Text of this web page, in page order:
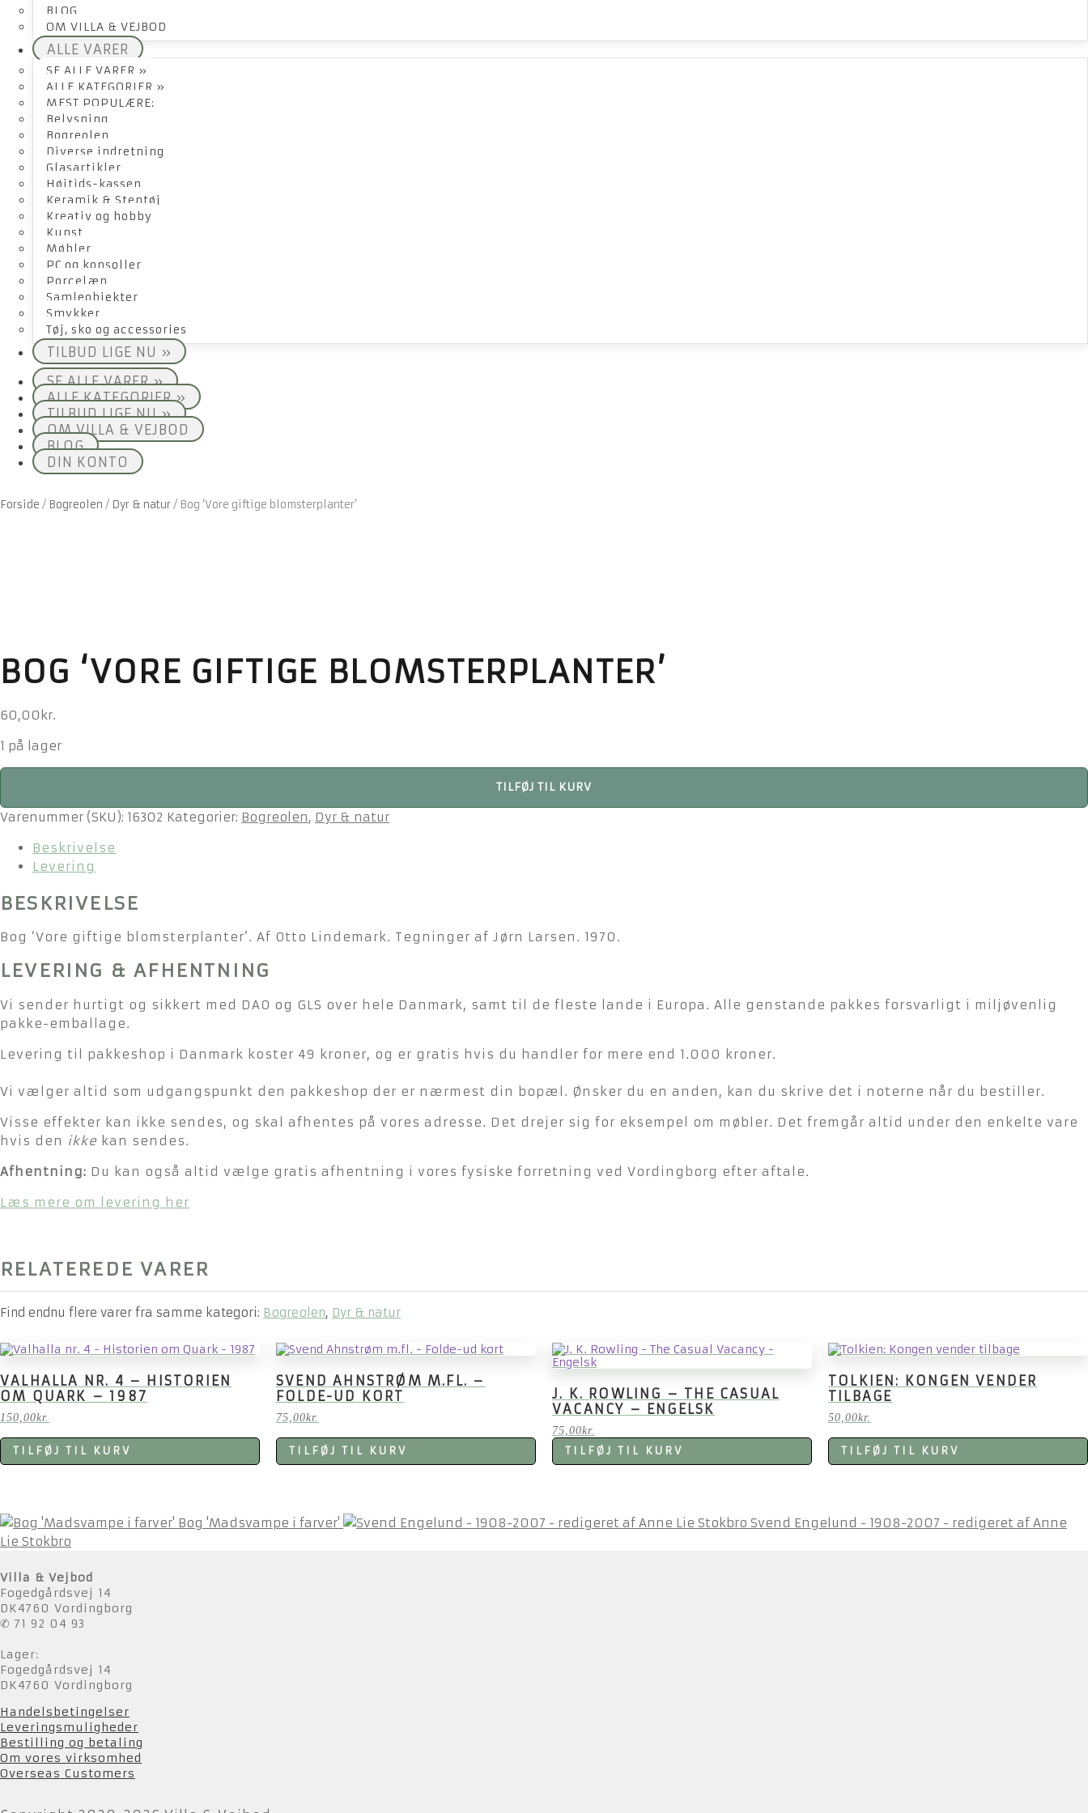
BLOG
OM VILLA & VEJBOD
ALLE VARER
SE ALLE VARER »
ALLE KATEGORIER »
MEST POPULÆRE:
Belysning
Bogreolen
Diverse indretning
Glasartikler
Højtids-kassen
Keramik & Stentøj
Kreativ og hobby
Kunst
Møbler
PC og konsoller
Porcelæn
Samleobjekter
Smykker
Tøj, sko og accessories
TILBUD LIGE NU »
SE ALLE VARER »
ALLE KATEGORIER »
TILBUD LIGE NU »
OM VILLA & VEJBOD
BLOG
DIN KONTO
Forside / Bogreolen / Dyr & natur/ Bog ‘Vore giftige blomsterplanter’
BOG ‘VORE GIFTIGE BLOMSTERPLANTER’
60,00 kr.
1 på lager
Bog
giftige
antal
TILFØJ TIL KURV
Varenummer (SKU): 16302 Kategorier: Bogreolen, Dyr & natur
Beskrivelse
Levering
BESKRIVELSE
Bog ‘Vore giftige blomsterplanter’. Af Otto Lindemark. Tegninger af Jørn Larsen. 1970.
LEVERING & AFHENTNING
Vi sender hurtigt og sikkert med DAO og GLS over hele Danmark, samt til de fleste lande i Europa. Alle genstande pakkes forsvarligt i miljøvenlig
pakke-emballage.
Levering til pakkeshop i Danmark koster 49 kroner, og er gratis hvis du handler for mere end 1.000 kroner.
Vi vælger altid som udgangspunkt den pakkeshop der er nærmest din bopæl. Ønsker du en anden, kan du skrive det i noterne når du bestiller.
Visse effekter kan ikke sendes, og skal afhentes på vores adresse. Det drejer sig for eksempel om møbler. Det fremgår altid under den enkelte vare
hvis den ikke kan sendes.
Afhentning: Du kan også altid vælge gratis afhentning i vores fysiske forretning ved Vordingborg efter aftale.
Læs mere om levering her
RELATEREDE VARER
Find endnu flere varer fra samme kategori: Bogreolen, Dyr & natur
VALHALLA NR. 4 – HISTORIEN
OM QUARK – 1987
150,00kr.
TILFØJ TIL KURV
SVEND AHNSTRØM M.FL. –
FOLDE-UD KORT
75,00kr.
TILFØJ TIL KURV
J. K. ROWLING – THE CASUAL
VACANCY – ENGELSK
75,00kr.
TILFØJ TIL KURV
TOLKIEN: KONGEN VENDER
TILBAGE
50,00kr.
TILFØJ TIL KURV
Bog 'Madsvampe i farver'
Svend Engelund - 1908-2007 - redigeret af Anne
Lie Stokbro
Villa & Vejbod
Fogedgårdsvej 14
DK4760 Vordingborg
✆ 71 92 04 93
Lager:
Fogedgårdsvej 14
DK4760 Vordingborg
Handelsbetingelser
Leveringsmuligheder
Bestilling og betaling
Om vores virksomhed
Overseas Customers